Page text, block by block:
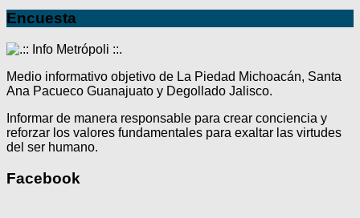
Encuesta
Medio informativo objetivo de La Piedad Michoacán, Santa
Ana Pacueco Guanajuato y Degollado Jalisco.
Informar de manera responsable para crear conciencia y
reforzar los valores fundamentales para exaltar las virtudes
del ser humano.
Facebook